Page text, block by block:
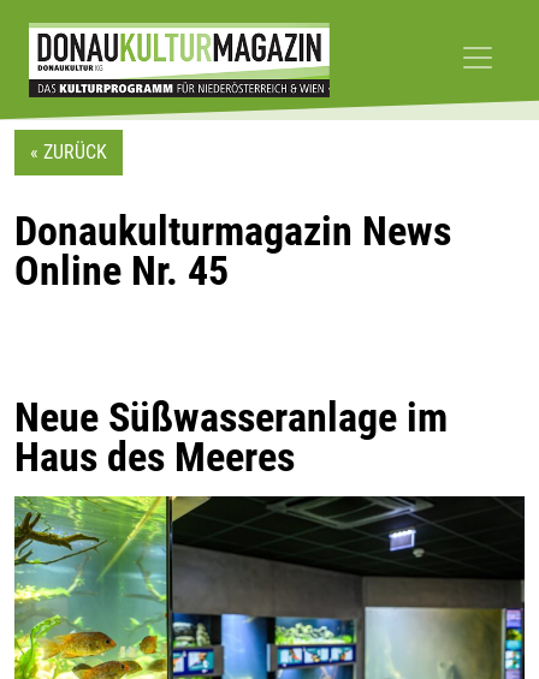
Skip
to
content« ZURÜCK
Donaukulturmagazin News
Online Nr. 45
Neue Süßwasseranlage im
Haus des Meeres